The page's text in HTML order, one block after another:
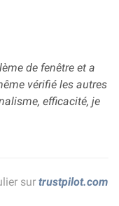
de fenêtre et a
vérifié les autres
efficacité, je
sur trustpilot.com